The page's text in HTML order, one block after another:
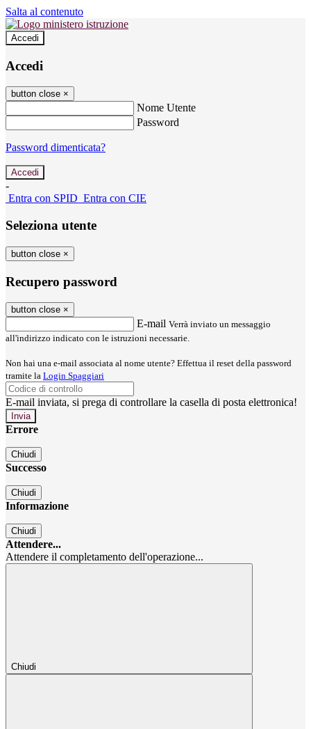
Salta al contenuto
Accedi
Accedi
button close ×
Nome Utente
Password
Password dimenticata?
-
Entra con SPID Entra con CIE
Seleziona utente
button close ×
Recupero password
button close ×
E-mail Verrà inviato un messaggio
all'indirizzo indicato con le istruzioni necessarie.
Non hai una e-mail associata al nome utente? Effettua il reset della password
tramite la Login Spaggiari
E-mail inviata, si prega di controllare la casella di posta elettronica!
Errore
Chiudi
Successo
Chiudi
Informazione
Chiudi
Attendere...
Attendere il completamento dell'operazione...
Chiudi